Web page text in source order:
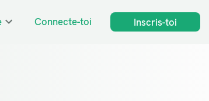
Connecte-toi Inscris-toi